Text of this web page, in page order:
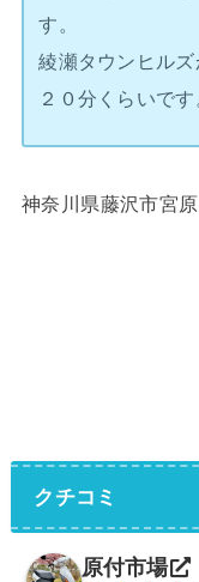
す。
綾瀬タウンヒル
２０分くらいです
神奈川県藤沢市宮
クチコミ
原付市場